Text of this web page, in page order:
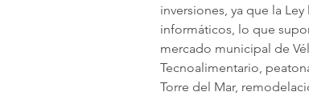
inversiones, ya que la
informáticos, lo que
mercado municipal de
Tecnoalimentario,
Torre del Mar,